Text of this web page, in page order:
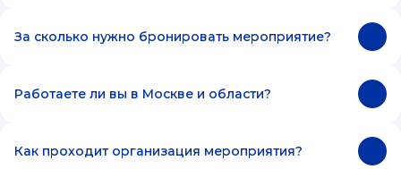
За сколько нужно бронировать мероприятие?
Работаете ли вы в Москве и области?
Как проходит организация мероприятия?